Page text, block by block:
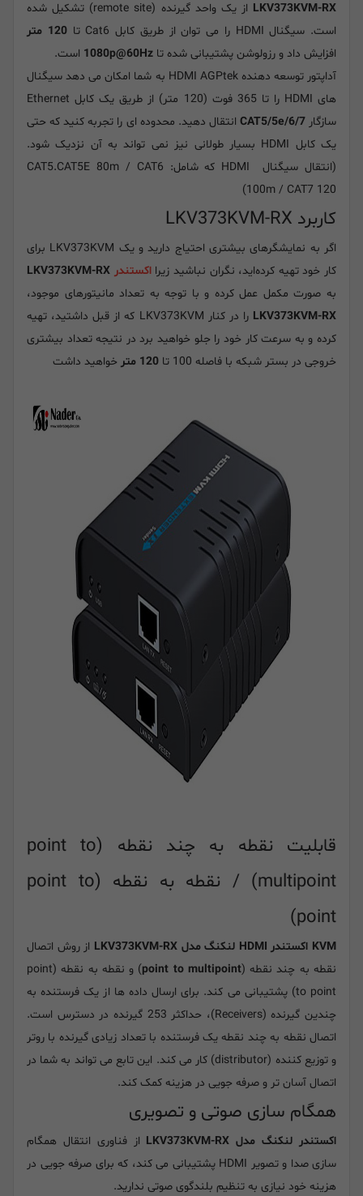
LKV373KVM-RX
از یک واحد گیرنده (remote site) تشکیل شده
است. سیگنال HDMI را می توان از طریق کابل Cat6 تا
120 متر
افزایش داد و رزولوشن پشتیبانی شده تا 1080p@60Hz است.
آداپتور توسعه دهنده HDMI AGPtek به شما امکان می دهد سیگنال
های HDMI را تا 365 فوت (120 متر) از طریق یک کابل Ethernet
سازگارCAT5/5e/6/7 انتقال دهید. محدوده ای را تجربه کنید که حتی
یک کابل HDMI بسیار طولانی نیز نمی تواند به آن نزدیک شود.
(انتقال سیگنال HDMI که شامل: CAT5.CAT5E 80m / CAT6
100m / CAT7 120)
کاربرد LKV373KVM-RX
اگر به نمایشگرهای بیشتری احتیاج دارید و یک LKV373KVM برای
کار خود تهیه کرده‌اید، نگران نباشید زیرااکستندر
به صورت مکمل عمل کرده و با توجه به تعداد مانیتورهای موجود،
LKV373KVM-RX
را در کنار LKV373KVM که از قبل داشتید، تهیه
کرده و به سرعت کار خود را جلو خواهید برد در نتیجه تعداد بیشتری
خروجی در بستر شبکه با فاصله 100 تا
120 متر خواهید داشت
قابلیت نقطه به چند نقطه (point to
multipoint) / نقطه به نقطه (point to
point)
KVM اکستندر HDMI لنکنگ مدل LKV373KVM-RX
از روش اتصال
نقطه به چند نقطه (point to multipoint
) و نقطه به نقطه (point
to point) پشتیبانی می کند. برای ارسال داده ها از یک فرستنده به
چندین گیرنده (Receivers)، حداکثر 253 گیرنده در دسترس است.
اتصال نقطه به چند نقطه یک فرستنده با تعداد زیادی گیرنده با روتر
و توزیع کننده (distributor) کار می کند. این تابع می تواند به شما در
اتصال آسان تر و صرفه جویی در هزینه کمک کند.
همگام سازی صوتی و تصویری
اکستندر لنکنگ مدل LKV373KVM-RX
از فناوری انتقال همگام
سازی صدا و تصویر HDMI پشتیبانی می کند، که برای صرفه جویی در
هزینه خود نیازی به تنظیم بلندگوی صوتی ندارید.